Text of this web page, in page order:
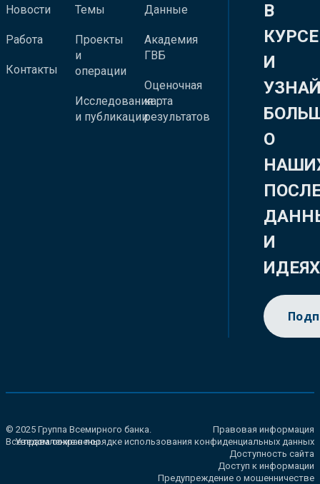
Новости
Работа
Контакты
Темы
Проекты
и
операции
Исследования
и публикации
Данные
Академия
ГВБ
Оценочная
карта
результатов
В
КУРСЕ
И
О
И
ИДЕЯХ
© 2025 Группа Всемирного банка.
Все права сохранены.
Правовая информация
Уведомление о порядке использования конфиденциальных данных
Доступность сайта
Доступ к информации
Предупреждение о мошенничестве